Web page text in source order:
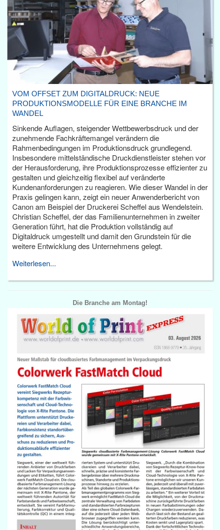
VOM OFFSET ZUM DIGITALDRUCK: NEUE
PRODUKTIONSMODELLE FÜR EINE BRANCHE IM
WANDEL
Sinkende Auflagen, steigender Wettbewerbsdruck und der
zunehmende Fachkräftemangel verändern die
Rahmenbedingungen im Produktionsdruck grundlegend.
Insbesondere mittelständische Druckdienstleister stehen vor
der Herausforderung, ihre Produktionsprozesse effizienter zu
gestalten und gleichzeitig flexibel auf veränderte
Kundenanforderungen zu reagieren. Wie dieser Wandel in der
Praxis gelingen kann, zeigt ein neuer Anwenderbericht von
Canon am Beispiel der Druckerei Scheffel aus Wendelstein.
Christian Scheffel, der das Familienunternehmen in zweiter
Generation führt, hat die Produktion vollständig auf
Digitaldruck umgestellt und damit den Grundstein für die
weitere Entwicklung des Unternehmens gelegt.
Weiterlesen...
Die Branche am Montag!